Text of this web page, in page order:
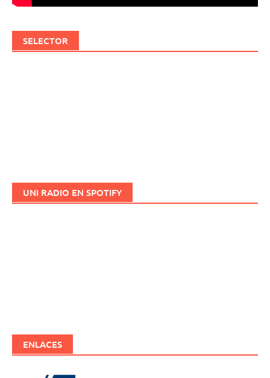
SELECTOR
UNI RADIO EN SPOTIFY
ENLACES